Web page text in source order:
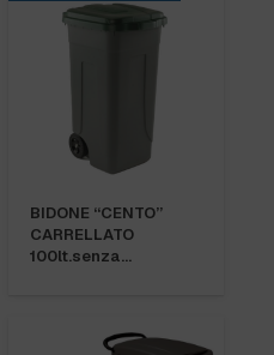
BIDONE “CENTO”
CARRELLATO
100lt.senza…